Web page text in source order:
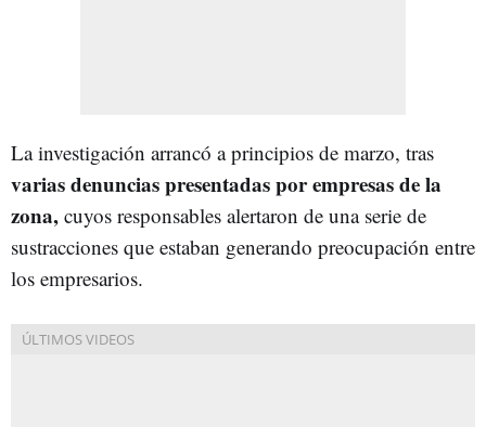
La investigación arrancó a principios de marzo, tras
varias denuncias presentadas por empresas de la
zona, cuyos responsables alertaron de una serie de
sustracciones que estaban generando preocupación entre
los empresarios.